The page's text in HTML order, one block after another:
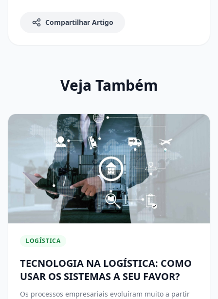
Compartilhar Artigo
Veja Também
LOGÍSTICA
TECNOLOGIA NA LOGÍSTICA: COMO
USAR OS SISTEMAS A SEU FAVOR?
Os processos empresariais evoluíram muito a partir